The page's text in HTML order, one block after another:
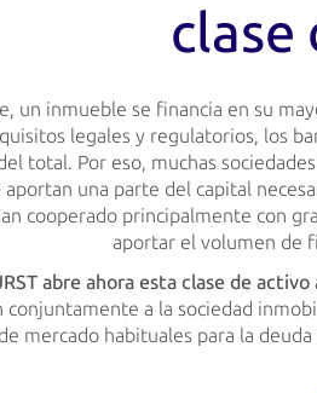
clase
un inmueble se financia en su
legales y regulatorios, los
total. Por eso, muchas
una parte del capital
cooperado principalmente con
aportar el volumen de
abre ahora esta clase de
conjuntamente a la sociedad
mercado habituales para la